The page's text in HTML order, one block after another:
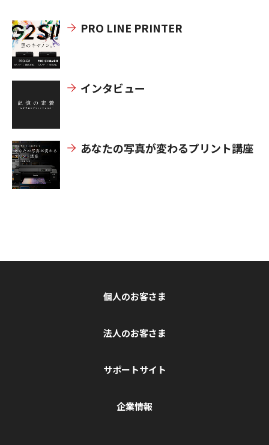
PRO LINE PRINTER
インタビュー
あなたの写真が変わるプリント講座
個人のお客さま
法人のお客さま
サポートサイト
企業情報